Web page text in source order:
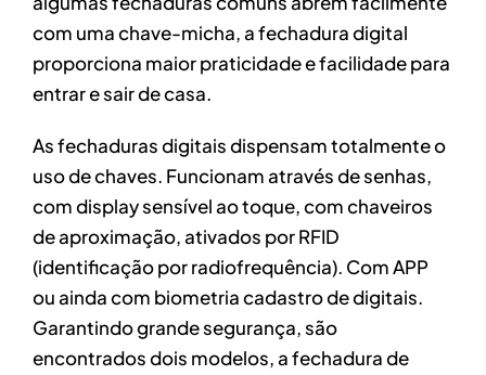
com uma chave-micha, a fechadura digital
proporciona maior praticidade e facilidade para
entrar e sair de casa.
As fechaduras digitais dispensam totalmente o
uso de chaves. Funcionam através de senhas,
com display sensível ao toque, com chaveiros
de aproximação, ativados por RFID
(identificação por radiofrequência). Com APP
ou ainda com biometria cadastro de digitais.
Garantindo grande segurança, são
encontrados dois modelos, a fechadura de